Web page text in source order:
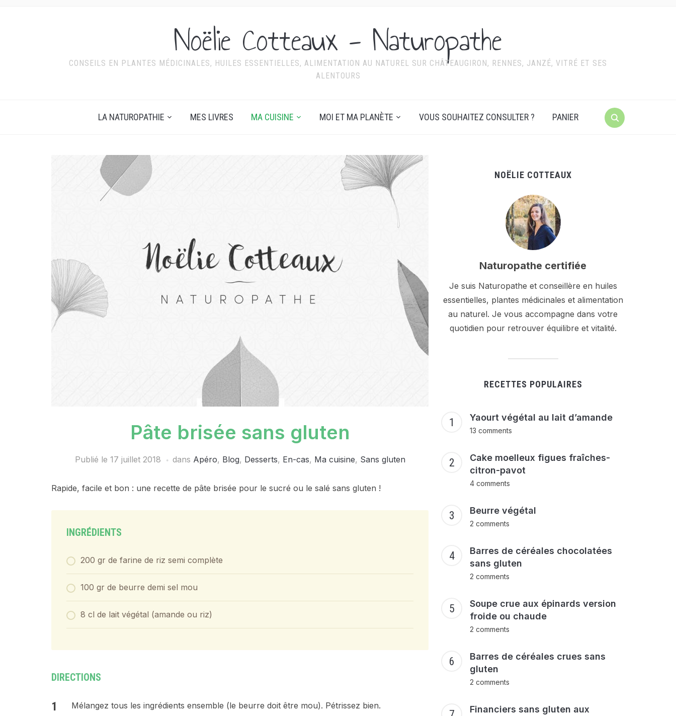
Noëlie Cotteaux - Naturopathe
CONSEILS EN PLANTES MÉDICINALES, HUILES ESSENTIELLES, ALIMENTATION AU NATUREL SUR CHÂTEAUGIRON, RENNES, JANZÉ, VITRÉ ET SES
ALENTOURS
LA NATUROPATHIE MES LIVRES MA CUISINE MOI ET MA PLANÈTE VOUS SOUHAITEZ CONSULTER ? PANIER
Pâte brisée sans gluten
Publié le 17 juillet 2018 dans Apéro, Blog, Desserts, En-cas, Ma cuisine, Sans gluten
Rapide, facile et bon : une recette de pâte brisée pour le sucré ou le salé sans gluten !
INGRÉDIENTS
200 gr de farine de riz semi complète
100 gr de beurre demi sel mou
8 cl de lait végétal (amande ou riz)
DIRECTIONS
Mélangez tous les ingrédients ensemble (le beurre doit être mou). Pétrissez bien.
NOËLIE COTTEAUX
Naturopathe certifiée
Je suis Naturopathe et conseillère en huiles
essentielles, plantes médicinales et alimentation
au naturel. Je vous accompagne dans votre
quotidien pour retrouver équilibre et vitalité.
RECETTES POPULAIRES
Yaourt végétal au lait d’amande
13 comments
Cake moelleux figues fraîches-
citron-pavot
4 comments
Beurre végétal
2 comments
Barres de céréales chocolatées
sans gluten
2 comments
Soupe crue aux épinards version
froide ou chaude
2 comments
Barres de céréales crues sans
gluten
2 comments
Financiers sans gluten aux